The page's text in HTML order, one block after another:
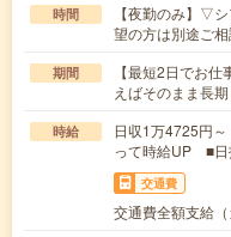
時間
【夜勤のみ】▽
望の方は別途ご
期間
【最短2日でお
えばそのまま長期
時給
日収1万4725円
って時給UP ■日
交通費
交通費全額支給（